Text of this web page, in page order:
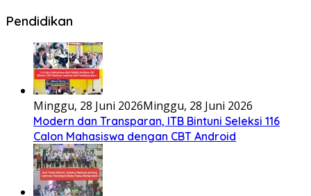
Pendidikan
Minggu, 28 Juni 2026Minggu, 28 Juni 2026
Modern dan Transparan, ITB Bintuni Seleksi 116
Calon Mahasiswa dengan CBT Android